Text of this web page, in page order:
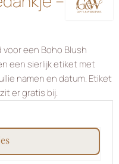
een Boho Blush
een sierlijk etiket met
namen en datum. Etiket
er gratis bij.